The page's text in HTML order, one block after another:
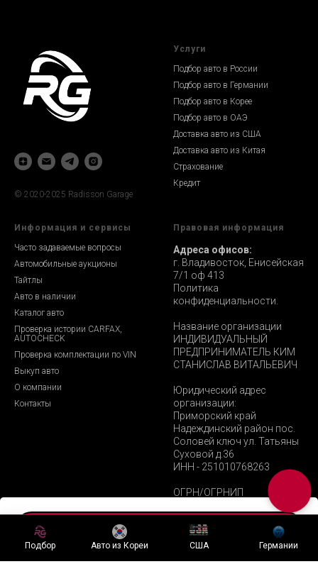
Подбор Авто из Кореи США Германии
Хочу подобный лот
© 2020-2025 Radisson Garage
Услуги
Подбор авто в России
Подбор авто в Германии
Подбор авто в Корее
Подбор авто в ОАЭ
Доставка авто из США
Доставка авто из Китая
Страхование
Кредит
Информация и сервисы
Часто задаваемые вопросы
Автомобильные аукционы
Тайтлы
Авто в наличии
Каталог авто
Проверка истории CARFAX,
AUTOCHECK
Проверка комплектации по VIN
Выкуп авто
О компании
Контакты
Правовая информация
Адреса офисов:
г. Владивосток, Енисейская
7/1 оф 413
Политика
конфиденциальности.
Название организации
ИНДИВИДУАЛЬНЫЙ
ПРЕДПРИНИМАТЕЛЬ КИМ
СТАНИСЛАВ ВИТАЛЬЕВИЧ
Юридический адрес
организации:
Приморский край
Надеждинский район пос.
Соловей ключ ул. Татьяны
Суховой д.36
ИНН - 251010768263
ОГРН/ОГРНИП